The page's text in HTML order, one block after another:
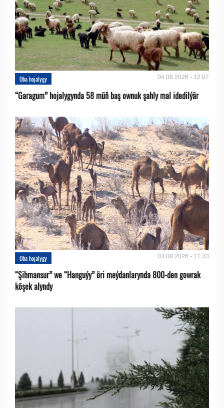
Oba hojalygy 04.08.2026 - 12:07
“Garagum” hojalygynda 58 müň baş ownuk şahly mal idedilýär
Oba hojalygy 03.08.2026 - 11:33
“Şihmansur” we “Hanguýy” öri meýdanlarynda 800-den gowrak
köşek alyndy